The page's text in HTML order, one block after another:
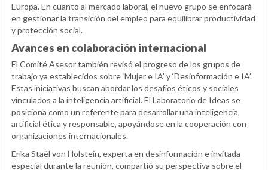
Europa. En cuanto al mercado laboral, el nuevo grupo se enfocará
en gestionar la transición del empleo para equilibrar productividad
y protección social.
Avances en colaboración internacional
El Comité Asesor también revisó el progreso de los grupos de
trabajo ya establecidos sobre ‘Mujer e IA’ y ‘Desinformación e IA’.
Estas iniciativas buscan abordar los desafíos éticos y sociales
vinculados a la inteligencia artificial. El Laboratorio de Ideas se
posiciona como un referente para desarrollar una inteligencia
artificial ética y responsable, apoyándose en la cooperación con
organizaciones internacionales.
Erika Staël von Holstein, experta en desinformación e invitada
especial durante la reunión, compartió su perspectiva sobre el